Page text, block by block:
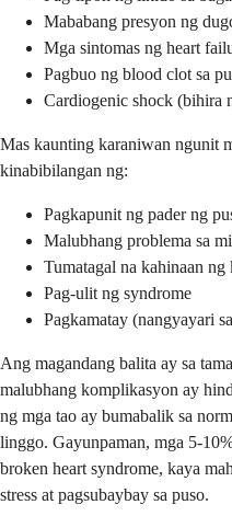
Mababang presyon ng
Mga sintomas ng heart
Pagbuo ng blood clot sa
Cardiogenic shock (bihira
Mas kaunting karaniwan ngunit
kinabibilangan ng:
Pagkapunit ng pader ng
Malubhang problema sa
Tumatagal na kahinaan ng
Pag-ulit ng syndrome
Pagkamatay (nangyayari
Ang magandang balita ay sa
malubhang komplikasyon ay
ng mga tao ay bumabalik sa
linggo. Gayunpaman, mga 5-
broken heart syndrome, kaya
stress at pagsubaybay sa puso.